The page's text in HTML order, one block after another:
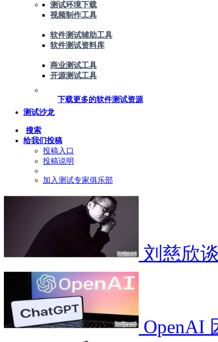
测试环境下载
视频制作工具
软件测试辅助工具
软件测试资料库
商业测试工具
开源测试工具
下载更多的软件测试资源
测试沙龙
搜索
给我们投稿
投稿入口
投稿说明
加入测试专家俱乐部
刘慈欣
OpenAI